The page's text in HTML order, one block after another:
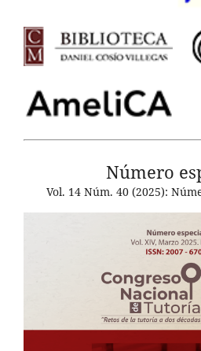
Número
Vol. 14 Núm. 40 (2025):